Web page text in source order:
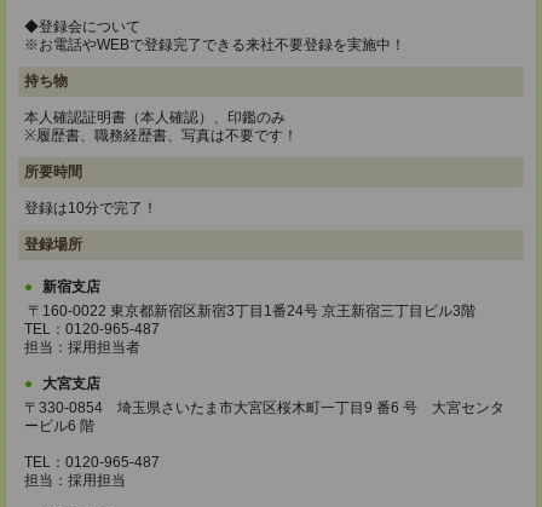
◆登録会について
※お電話やWEBで登録完了できる来社不要登録を実施中！
持ち物
本人確認証明書（本人確認）、印鑑のみ
※履歴書、職務経歴書、写真は不要です！
所要時間
登録は10分で完了！
登録場所
新宿支店
〒160-0022 東京都新宿区新宿3丁目1番24号 京王新宿三丁目ビル3階
TEL：0120-965-487
担当：採用担当者
大宮支店
〒330-0854 埼玉県さいたま市大宮区桜木町一丁目9 番6 号 大宮センタ
ービル6 階
TEL：0120-965-487
担当：採用担当